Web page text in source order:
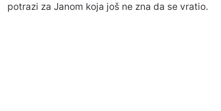
potrazi za Janom koja još ne zna da se vratio.